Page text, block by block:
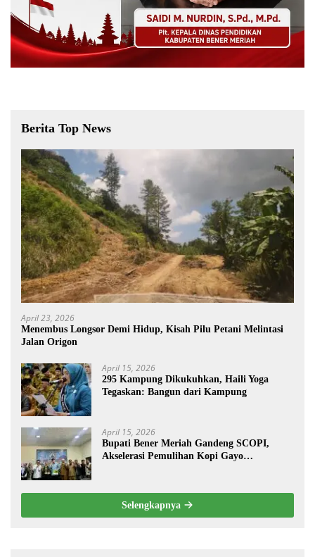
Berita Top News
April 23, 2026
Menembus Longsor Demi Hidup, Kisah Pilu Petani Melintasi
Jalan Origon
April 15, 2026
295 Kampung Dikukuhkan, Haili Yoga
Tegaskan: Bangun dari Kampung
April 15, 2026
Bupati Bener Meriah Gandeng SCOPI,
Akselerasi Pemulihan Kopi Gayo
Selengkapnya